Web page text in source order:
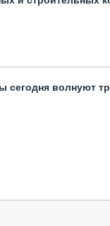
сегодня волнуют